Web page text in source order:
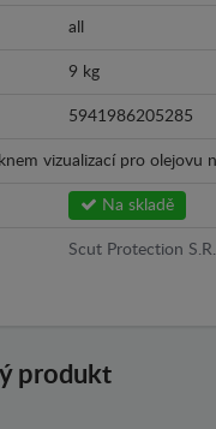
all
9 kg
5941986205285
vizualizací pro olejovu
Na skladě
Scut Protection
produkt